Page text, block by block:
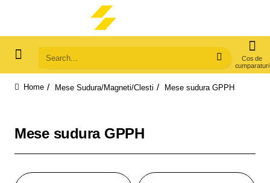
Search...
Mese Sudura/Magneti/Clesti Mese sudura GPPH
Mese sudura GPPH